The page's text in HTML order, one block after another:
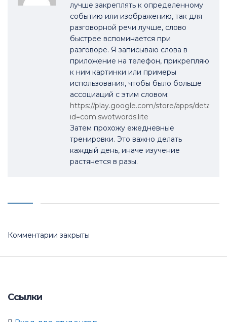
лучше закреплять к определенному
событию или изображению, так для
разговорной речи лучше, слово
быстрее вспоминается при
разговоре. Я записываю слова в
приложение на телефон, прикрепляю
к ним картинки или примеры
использования, чтобы было больше
ассоциаций с этим словом:
https://play.google.com/store/apps/details?
id=com.swotwords.lite
Затем прохожу ежедневные
тренировки. Это важно делать
каждый день, иначе изучение
растянется в разы.
Комментарии закрыты
Ссылки